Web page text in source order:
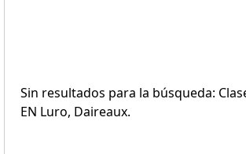
Sin resultados para la búsqueda:
EN Luro, Daireaux.